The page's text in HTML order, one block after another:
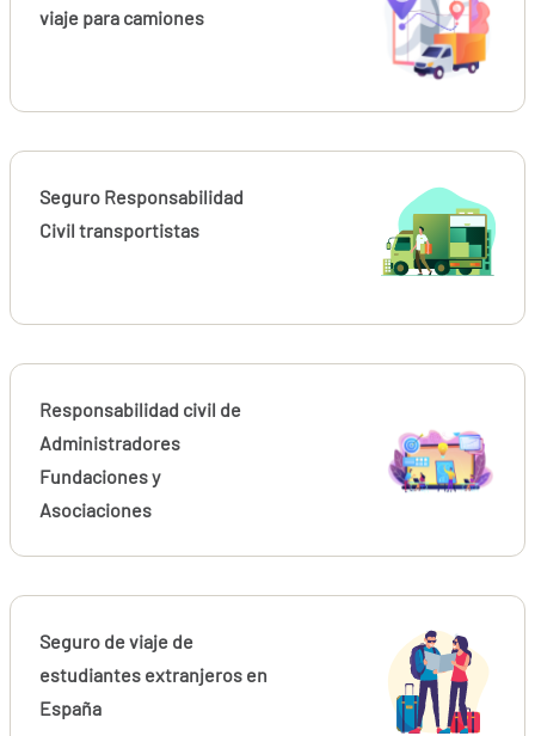
viaje para camiones
Seguro Responsabilidad
Civil transportistas
Responsabilidad civil de
Administradores
Fundaciones y
Asociaciones
Seguro de viaje de
estudiantes extranjeros en
España